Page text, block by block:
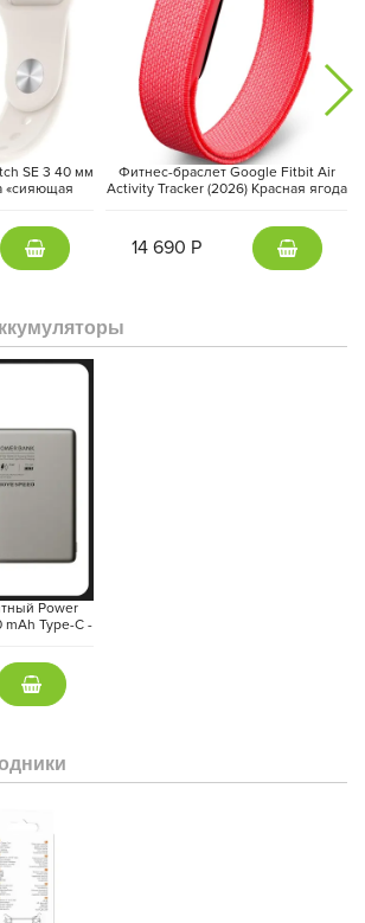
SE 3 40 мм
«сияющая
(S/M)
Фитнес-браслет Google Fitbit Air
Activity Tracker (2026) Красная ягода
14 690 Р
Power
Type-C -